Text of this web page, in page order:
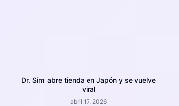
Dr. Simi abre tienda en Japón y se vuelve
viral
abril 17, 2026